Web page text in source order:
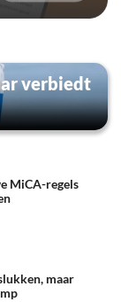
verbiedt
MiCA-regels
maar